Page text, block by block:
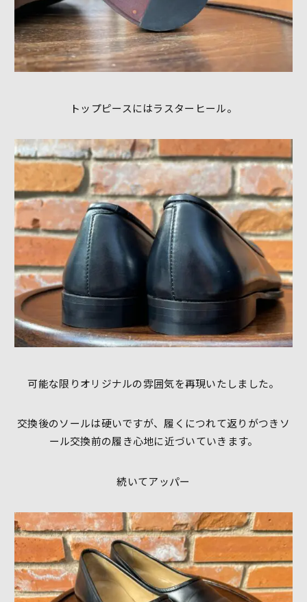
トップピースにはラスターヒール。
可能な限りオリジナルの雰囲気を再現いたしました。
交換後のソールは硬いですが、履くにつれて返りがつきソ
ール交換前の履き心地に近づいていきます。
続いてアッパー